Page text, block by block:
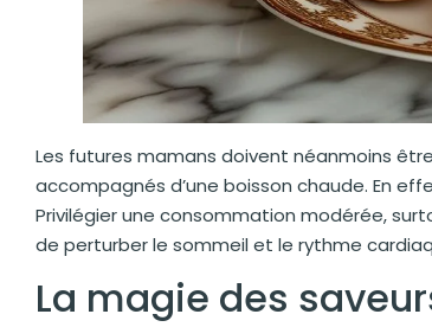
Les futures mamans doivent néanmoins
accompagnés d’une boisson chaude. En
Privilégier une consommation modérée,
de perturber le sommeil et le rythme
La magie des